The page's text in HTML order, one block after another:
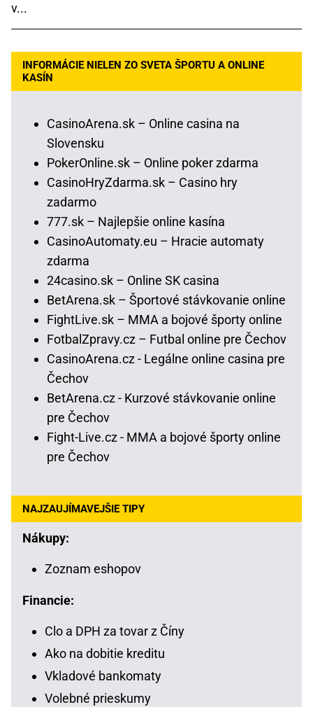
v...
INFORMÁCIE NIELEN ZO SVETA ŠPORTU A ONLINE
KASÍN
CasinoArena.sk – Online casina na
Slovensku
PokerOnline.sk – Online poker zdarma
CasinoHryZdarma.sk – Casino hry
zadarmo
777.sk – Najlepšie online kasína
CasinoAutomaty.eu – Hracie automaty
zdarma
24casino.sk – Online SK casina
BetArena.sk – Športové stávkovanie online
FightLive.sk – MMA a bojové športy online
FotbalZpravy.cz – Futbal online pre Čechov
CasinoArena.cz - Legálne online casina pre
Čechov
BetArena.cz - Kurzové stávkovanie online
pre Čechov
Fight-Live.cz - MMA a bojové športy online
pre Čechov
NAJZAUJÍMAVEJŠIE TIPY
Nákupy:
Zoznam eshopov
Financie:
Clo a DPH za tovar z Číny
Ako na dobitie kreditu
Vkladové bankomaty
Volebné prieskumy